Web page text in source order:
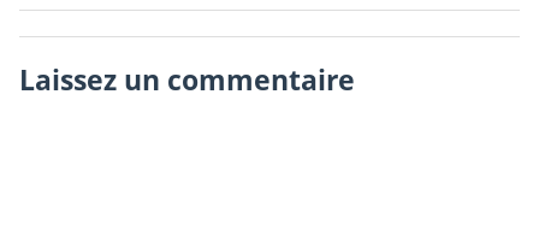
Laissez un commentaire